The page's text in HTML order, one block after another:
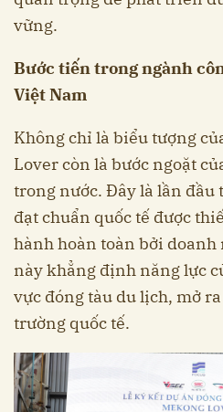
vững.
Bước tiến trong ngành
Việt Nam
Không chỉ là biểu tượng
Lover còn là bước ngoặt
trong nước. Đây là lần đầu
đạt chuẩn quốc tế được
hành hoàn toàn bởi
này khẳng định năng lực
vực đóng tàu du lịch, mở
trường quốc tế.